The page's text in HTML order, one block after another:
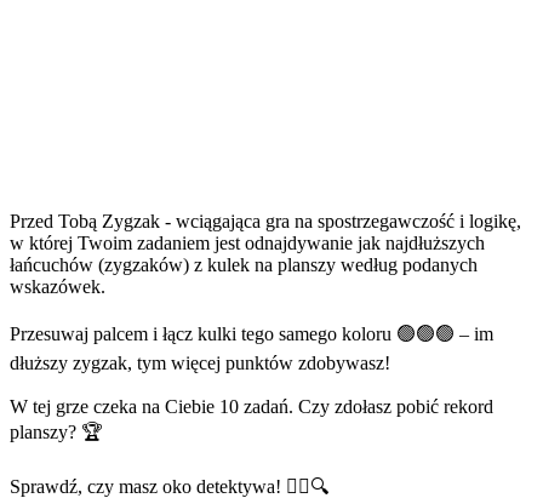
Przed Tobą Zygzak - wciągająca gra na spostrzegawczość i logikę,
w której Twoim zadaniem jest odnajdywanie jak najdłuższych
łańcuchów (zygzaków) z kulek na planszy według podanych
wskazówek.
Przesuwaj palcem i łącz kulki tego samego koloru 🟢🟢🟢 – im
dłuższy zygzak, tym więcej punktów zdobywasz!
W tej grze czeka na Ciebie 10 zadań. Czy zdołasz pobić rekord
planszy? 🏆
Sprawdź, czy masz oko detektywa! 🕵️‍♂️🔍